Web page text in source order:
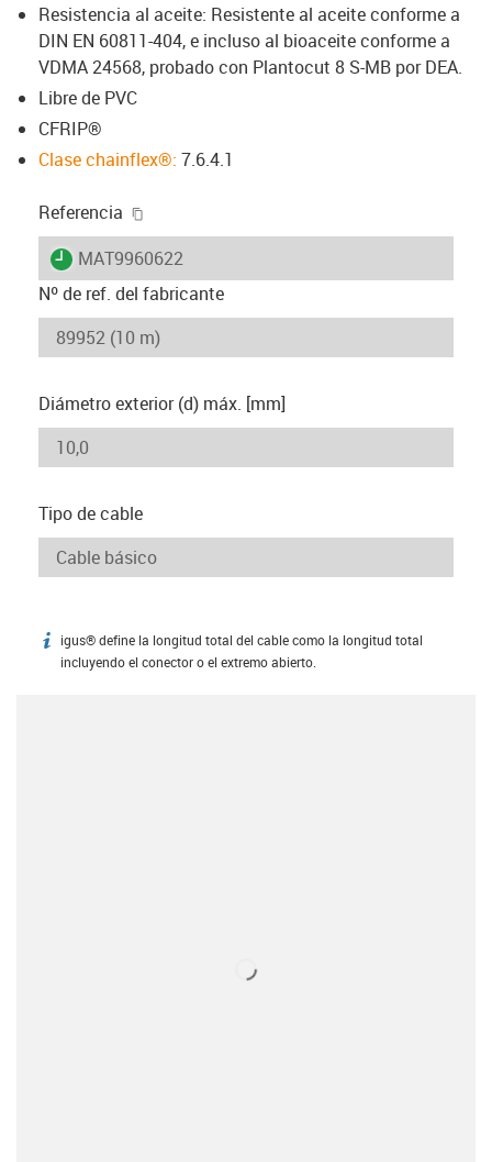
Resistencia al aceite: Resistente al aceite conforme a
DIN EN 60811-404, e incluso al bioaceite conforme a
VDMA 24568, probado con Plantocut 8 S-MB por DEA.
Libre de PVC
CFRIP®
Clase chainflex®: 7.6.4.1
Referencia
igus-icon-lieferzeit
MAT9960622
Nº de ref. del fabricante
Diámetro exterior (d) máx. [mm]
Tipo de cable
igus-icon-info
igus® define la longitud total del cable como la longitud total
incluyendo el conector o el extremo abierto.